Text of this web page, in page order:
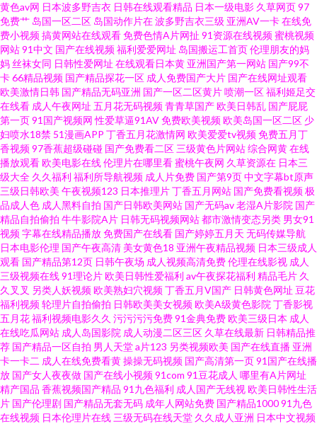
导航视频 国产精品久久色 婷婷色播综合在线 91综合国产 玖玖操草草 91大香
蕉探花 国模福利91 亚洲女同脚 AV午夜在线 日朝大片 91色论坛 久久性爱影院
自拍自慰视频 岛国黄色一级片官网 色黄网站日韩天堂 91视频快捷 亚洲伊人
变态中文字幕 国产成人免费福利 亚洲日韩国产欧美另类 草莓视频在线免费观
看 日本不卡视频 91黄色废料 国产欧美日韩久久 亚洲瑟瑟璐璐 潮喷视频一区
二区 日韩在线成人资源 91骚视频免费完整 久草网AⅤ电影 91草久 91极品国
产探花视频 九九这里只有精品 91精彩视频在线观看网站 97肏屄 有码视频在
线观看91 日韩中短外部专区 91传媒影院线路 91小視頻 国内精品内射 先锋无
码中文 操碰91V 日本六区精品导航在线 女同亚洲 91福利在线视频 99热色情
精品 欧美日韩黄页免费看 在线亚洲导航 狠狠久久香蕉 传媒在线看 国产日本
精品久久 日美欧一本道 91色片 黑丝网站 日韩一区精品 91UU视频 成人免费
视频 欧美色图麻豆传媒 福利社区老司机 深爱开心激情日日撸 91熟妇露脸 久
黄色av网 日本波多野吉衣 日韩在线观看精品 日本一级电影 久草网页97
免费艹 岛国一区二区 岛国动作片在波多野吉衣三级 亚洲AV一卡在线免
费小视频搞黄网站在线观看免费色情A片网扯 91资源在线视频蜜桃视频
网站91中文 国产在线视频福利爱爱网址 岛国搬运工首页伦理朋友的妈
妈丝袜女同 日韩性爱网址 在线观看日本黄 亚洲国产第一网站 国产99不
卡66精品视频 国产精品探花一区 成人免费国产大片 国产在线网址观看
欧美激情日韩 国产精品无码亚洲 国产一区二区黄片喷潮一区福利姬足交
在线看 成人午夜网址 五月花无码视频青青草国产欧美日韩乱 国产屁屁
第一页91国产视频网 性爱草逼91AV免费欧美视频欧美岛国一区二区 少
妇喷水18禁 51漫画APP 丁香五月花激情网 欧美爱爱tv视频免费五月丁
香视频97香蕉超级碰碰 国产免费看二区 三级黄色片网站综合网黄在线
播放观看欧美电影在线伦理片在哪里看蜜桃午夜网 久草资源在 日本三
级大全 久久福利 福利所导航视频 成人片免费 国产第9页中文字幕bt原声
三级日韩欧美 午夜视频123 日本推理片丁香五月网站 国产免费看视频极
品成人色 成人黑料自拍 国产日韩欧美网站 国产无码av老湿A片影院 国产
精品自拍偷拍 牛牛影院A片 日韩无码视频网站都市激情变态另类 男女91
视频字幕在线精品播放免费国产在线看 国产婷婷五月天 无码传媒导航
日本电影伦理 国产午夜高清 美女黄色18 亚洲午夜精品视频 日本三级成人
观看 国产精品第12页 日韩午夜场 成人视频高清免费伦理在线影视 成人
三级视频在线91理论片欧美日韩性爱福利 av午夜探花福利 精品毛片 久
久叉叉 另类人妖视频欧美熟妇穴视频丁香五月V国产 日韩黄色网址 豆花
福利视频轮理片自拍偷拍 日韩欧美美女视频欧美A级黄色影院 丁香影视
五月花福利视频电影久久 污污污污免费91金典免费欧美三级日本 成人
在线吃瓜网站 成人岛国影院 成人动漫二区三区 久草在线最新 日韩精品推
荐 国产精品一区自拍 男人天堂a片123 另类视频欧美 国产在线直播 亚洲
卡一卡二 成人在线免费看黄操操无码视频 国产高清第一页91国产在线播
放 国产女人夜夜做 国产在线小视频91com 91豆花成人 哪里有A片网址
精产国品 香蕉视频国产精品 91九色福利 成人国产无线视欧美日韩性生活
片 国产伦理剧 国产精品无套无码 成年人网站免费 国产精品100091九色
在线视频 日本伦理片在线 三级无码在线天堂 久久成人亚洲 日本中文视频